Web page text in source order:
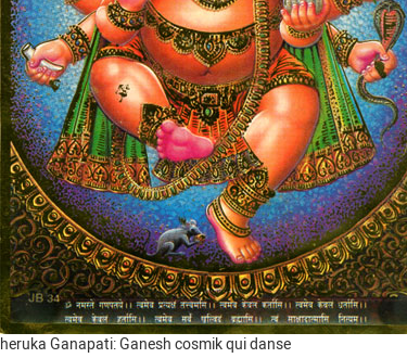
heruka Ganapati: Ganesh cosmik qui danse